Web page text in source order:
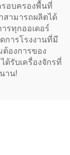
รอบครองพื้นที่
สามารถผลิตได้
รทุกออเดอร์
ารโรงงานที่มี
องการของ
รับเครื่องจักรที่
าน!